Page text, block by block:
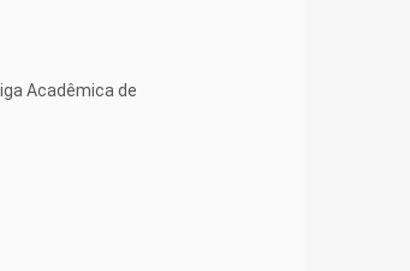
Acadêmica de